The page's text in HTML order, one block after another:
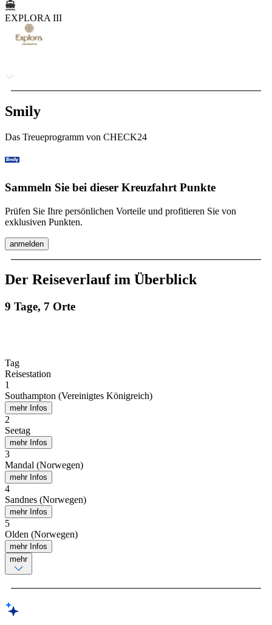
EXPLORA III
Smily
Das Treueprogramm von CHECK24
Sammeln Sie bei dieser Kreuzfahrt Punkte
Prüfen Sie Ihre persönlichen Vorteile und profitieren Sie von
exklusiven Punkten.
anmelden
Der Reiseverlauf im Überblick
9 Tage, 7 Orte
Tag
Reisestation
1
Southampton (Vereinigtes Königreich)
mehr Infos
2
Seetag
mehr Infos
3
Mandal (Norwegen)
mehr Infos
4
Sandnes (Norwegen)
mehr Infos
5
Olden (Norwegen)
mehr Infos
mehr